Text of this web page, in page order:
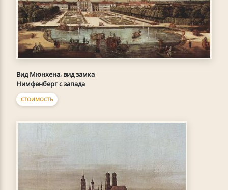
Вид Мюнхена, вид замка
Нимфенберг с запада
СТОИМОСТЬ